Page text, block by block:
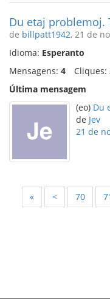
Du etaj problemoj.
de billpatt1942, 21 de
Idioma: Esperanto
Mensagens: 4 Cliques:
Última mensagem
(eo) Du
de Jev
21 de
« < 70